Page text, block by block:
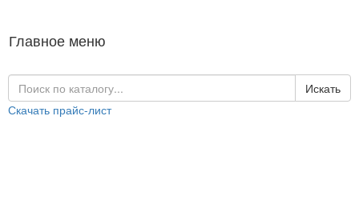
Главное меню
Искать
Скачать прайс-лист